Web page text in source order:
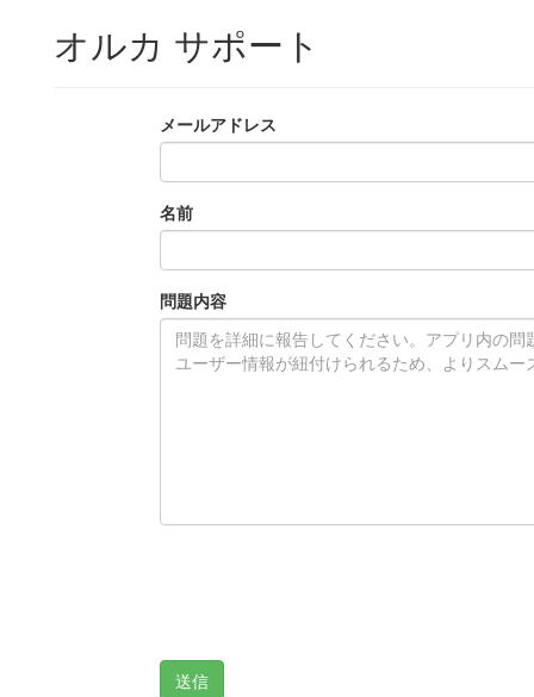
オルカ サポート
メールアドレス
名前
問題内容